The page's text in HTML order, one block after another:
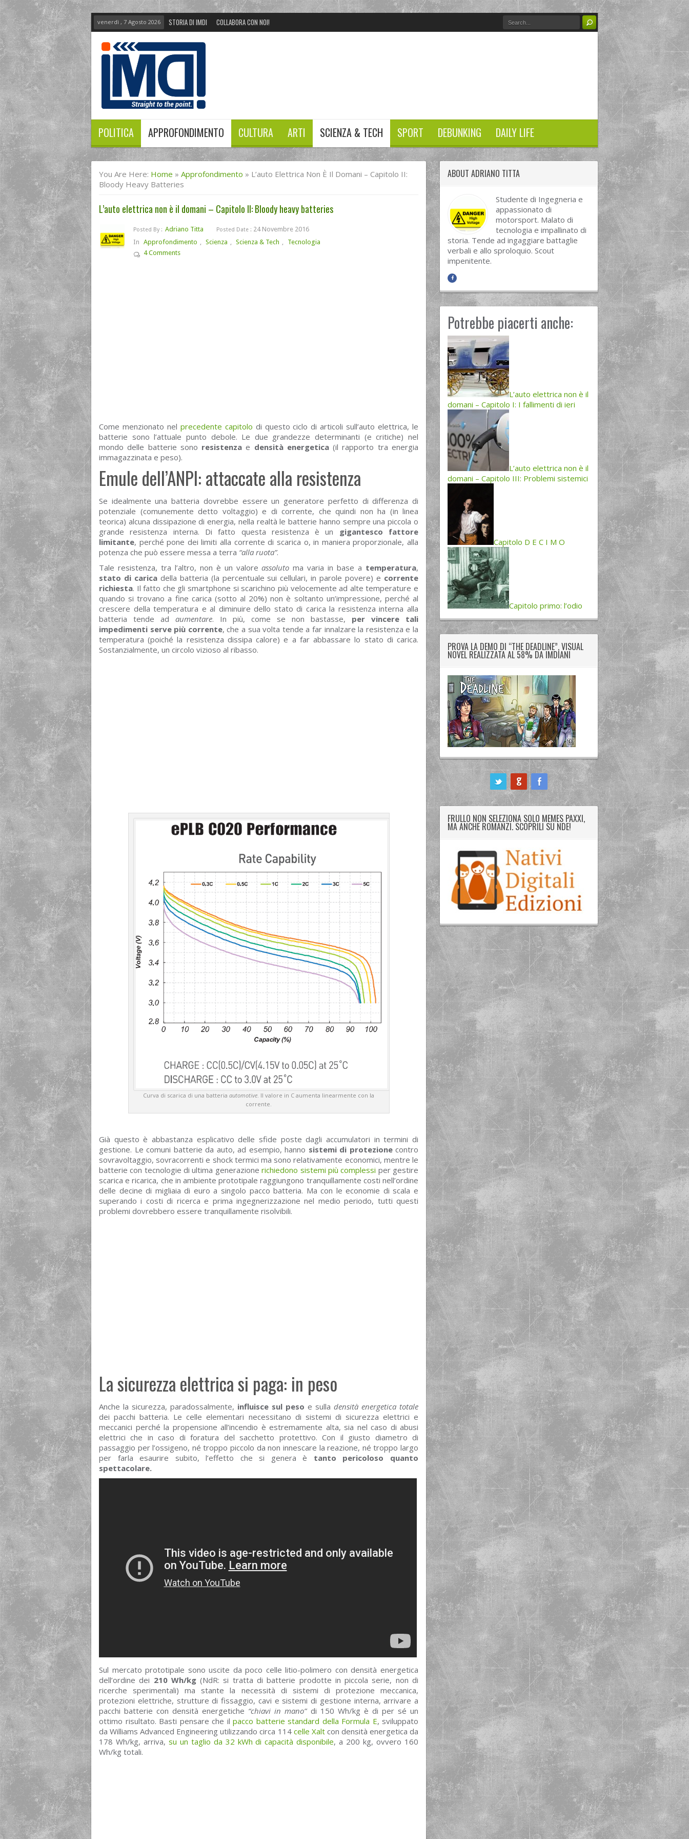
venerdì , 7 Agosto 2026 STORIA DI IMDI COLLABORA CON NOI!
POLITICA APPROFONDIMENTO CULTURA ARTI SCIENZA & TECH SPORT DEBUNKING DAILY LIFE
You Are Here: Home » Approfondimento » L’auto Elettrica Non È Il Domani – Capitolo II:
Bloody Heavy Batteries
L’auto elettrica non è il domani – Capitolo II: Bloody heavy batteries
Posted By : Adriano Titta Posted Date : 24 Novembre 2016
In Approfondimento , Scienza , Scienza & Tech , Tecnologia
4 Comments
Come menzionato nel precedente capitolo di questo ciclo di articoli sull’auto elettrica, le
batterie sono l’attuale punto debole. Le due grandezze determinanti (e critiche) nel
mondo delle batterie sono resistenza e densità energetica(il rapporto tra energia
immagazzinata e peso).
Emule dell’ANPI: attaccate alla resistenza
Se idealmente una batteria dovrebbe essere un generatore perfetto di differenza di
potenziale (comunemente detto voltaggio) e di corrente, che quindi non ha (in linea
teorica) alcuna dissipazione di energia, nella realtà le batterie hanno sempre una piccola o
grande resistenza interna. Di fatto questa resistenza è un gigantesco fattore
limitante, perché pone dei limiti alla corrente di scarica o, in maniera proporzionale, alla
potenza che può essere messa a terra “alla ruota”.
Tale resistenza, tra l’altro, non è un valoreassoluto ma varia in base a temperatura,
stato di caricadella batteria (la percentuale sui cellulari, in parole povere) e corrente
richiesta. Il fatto che gli smartphone si scarichino più velocemente ad alte temperature e
quando si trovano a fine carica (sotto al 20%) non è soltanto un’impressione, perché al
crescere della temperatura e al diminuire dello stato di carica la resistenza interna alla
batteria tende ad aumentare. In più, come se non bastasse, per vincere tali
impedimenti serve più corrente, che a sua volta tende a far innalzare la resistenza e la
temperatura (poiché la resistenza dissipa calore) e a far abbassare lo stato di carica.
Sostanzialmente, un circolo vizioso al ribasso.
Curva di scarica di una batteria automotive . Il valore in C aumenta linearmente con la
corrente.
Già questo è abbastanza esplicativo delle sfide poste dagli accumulatori in termini di
gestione. Le comuni batterie da auto, ad esempio, hanno sistemi di protezionecontro
sovravoltaggio, sovracorrenti e shock termici ma sono relativamente economici, mentre le
batterie con tecnologie di ultima generazionerichiedono sistemi più complessi per gestire
scarica e ricarica, che in ambiente prototipale raggiungono tranquillamente costi nell’ordine
delle decine di migliaia di euro a singolo pacco batteria. Ma con le economie di scala e
superando i costi di ricerca e prima ingegnerizzazione nel medio periodo, tutti questi
problemi dovrebbero essere tranquillamente risolvibili.
La sicurezza elettrica si paga: in peso
Anche la sicurezza, paradossalmente, influisce sul peso e sulla densità energetica totale
dei pacchi batteria. Le celle elementari necessitano di sistemi di sicurezza elettrici e
meccanici perché la propensione all’incendio è estremamente alta, sia nel caso di abusi
elettrici che in caso di foratura del sacchetto protettivo. Con il giusto diametro di
passaggio per l’ossigeno, né troppo piccolo da non innescare la reazione, né troppo largo
per farla esaurire subito, l’effetto che si genera è tanto pericoloso quanto
spettacolare.
Sul mercato prototipale sono uscite da poco celle litio-polimero con densità energetica
dell’ordine dei 210 Wh/kg(NdR: si tratta di batterie prodotte in piccola serie, non di
ricerche sperimentali) ma stante la necessità di sistemi di protezione meccanica,
protezioni elettriche, strutture di fissaggio, cavi e sistemi di gestione interna, arrivare a
pacchi batterie con densità energetiche “chiavi in mano”di 150 Wh/kg è di per sé un
ottimo risultato. Basti pensare che il pacco batterie standard della Formula E, sviluppato
da Williams Advanced Engineering utilizzando circa 114 celle Xaltcon densità energetica da
178 Wh/kg, arriva, su un taglio da 32 kWh di capacità disponibile, a 200 kg, ovvero 160
Wh/kg totali.
ABOUT ADRIANO TITTA
Studente di Ingegneria e
appassionato di
motorsport. Malato di
tecnologia e impallinato di
storia. Tende ad ingaggiare battaglie
verbali e allo sproloquio. Scout
impenitente.
Potrebbe piacerti anche:
L’auto elettrica non è il
domani – Capitolo I: I fallimenti di ieri
L’auto elettrica non è il
domani – Capitolo III: Problemi sistemici
Capitolo D E C I M O
Capitolo primo: l’odio
PROVA LA DEMO DI “THE DEADLINE”, VISUAL
NOVEL REALIZZATA AL 58% DA IMDIANI
FRULLO NON SELEZIONA SOLO MEMES PAXXI,
MA ANCHE ROMANZI. SCOPRILI SU NDE!